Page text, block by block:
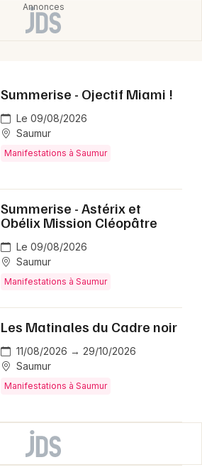
Summerise - Ojectif Miami !
Le 09/08/2026
Saumur
Manifestations à Saumur
Summerise - Astérix et
Obélix Mission Cléopâtre
Le 09/08/2026
Saumur
Manifestations à Saumur
Les Matinales du Cadre noir
11/08/2026 → 29/10/2026
Saumur
Manifestations à Saumur